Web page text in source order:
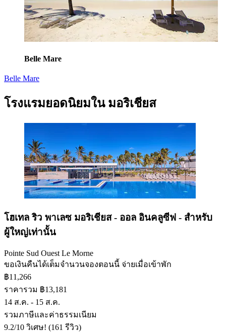
Belle Mare
Belle Mare
โรงแรมยอดนิยมใน มอริเชียส
โฮเทล ริว พาเลซ มอริเชียส - ออล อินคลูซีฟ - สำหรับ
ผู้ใหญ่เท่านั้น
Pointe Sud Ouest Le Morne
ขอเงินคืนได้เต็มจำนวนจองตอนนี้ จ่ายเมื่อเข้าพัก
฿11,266
ราคารวม ฿13,181
14 ส.ค. - 15 ส.ค.
รวมภาษีและค่าธรรมเนียม
9.2/10 วิเศษ! (161 รีวิว)